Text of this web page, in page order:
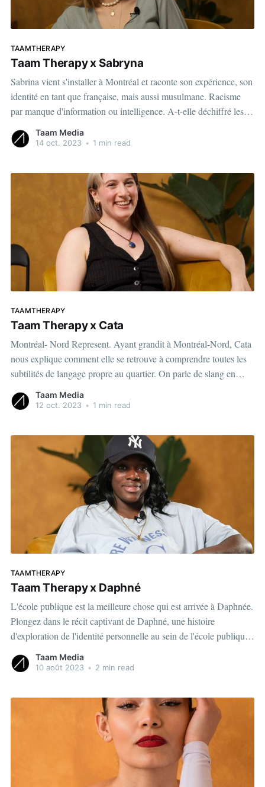
TAAMTHERAPY
Taam Therapy x Sabryna
Sabrina vient s'installer à Montréal et raconte son expérience, son
identité en tant que française, mais aussi musulmane. Racisme
par manque d'information ou intelligence. A-t-elle déchiffré les
Media | Média numérique (@taammedia)
Taam Media
14 oct. 2023 • 1 min read
TAAMTHERAPY
Taam Therapy x Cata
Montréal- Nord Represent. Ayant grandit à Montréal-Nord, Cata
nous explique comment elle se retrouve à comprendre toutes les
subtilités de langage propre au quartier. On parle de slang en
10,000 de questions, c'
Taam Media
12 oct. 2023 • 1 min read
TAAMTHERAPY
Taam Therapy x Daphné
L'école publique est la meilleure chose qui est arrivée à Daphnée.
Plongez dans le récit captivant de Daphné, une histoire
d'exploration de l'identité personnelle au sein de l'école publique.
découverte à travers l&
Taam Media
10 août 2023 • 2 min read